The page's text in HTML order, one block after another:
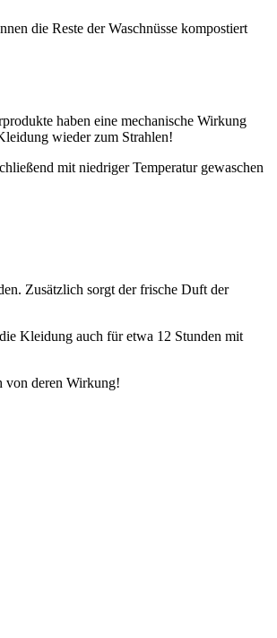
die Reste der Waschnüsse kompostiert
haben eine mechanische Wirkung
wieder zum Strahlen!
mit niedriger Temperatur gewaschen
Zusätzlich sorgt der frische Duft der
Kleidung auch für etwa 12 Stunden mit
von deren Wirkung!